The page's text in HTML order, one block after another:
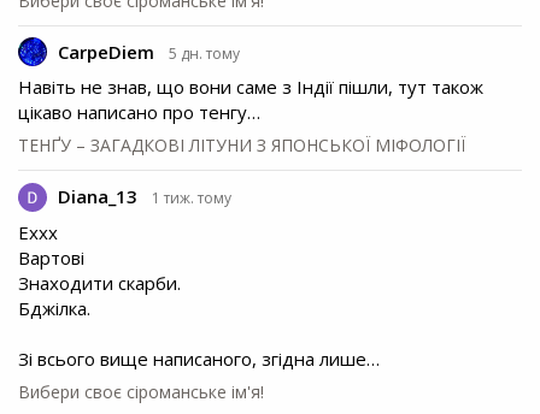
CarpeDiem 5 дн. тому
Навіть не знав, що вони саме з Індії пішли, тут також
цікаво написано про тенгу…
ТЕНҐУ – ЗАГАДКОВІ ЛІТУНИ З ЯПОНСЬКОЇ МІФОЛОГІЇ
Diana_13 1 тиж. тому
Еххх
Вартові
Знаходити скарби.
Бджілка.
Зі всього вище написаного, згідна лише…
Вибери своє сіроманське ім'я!